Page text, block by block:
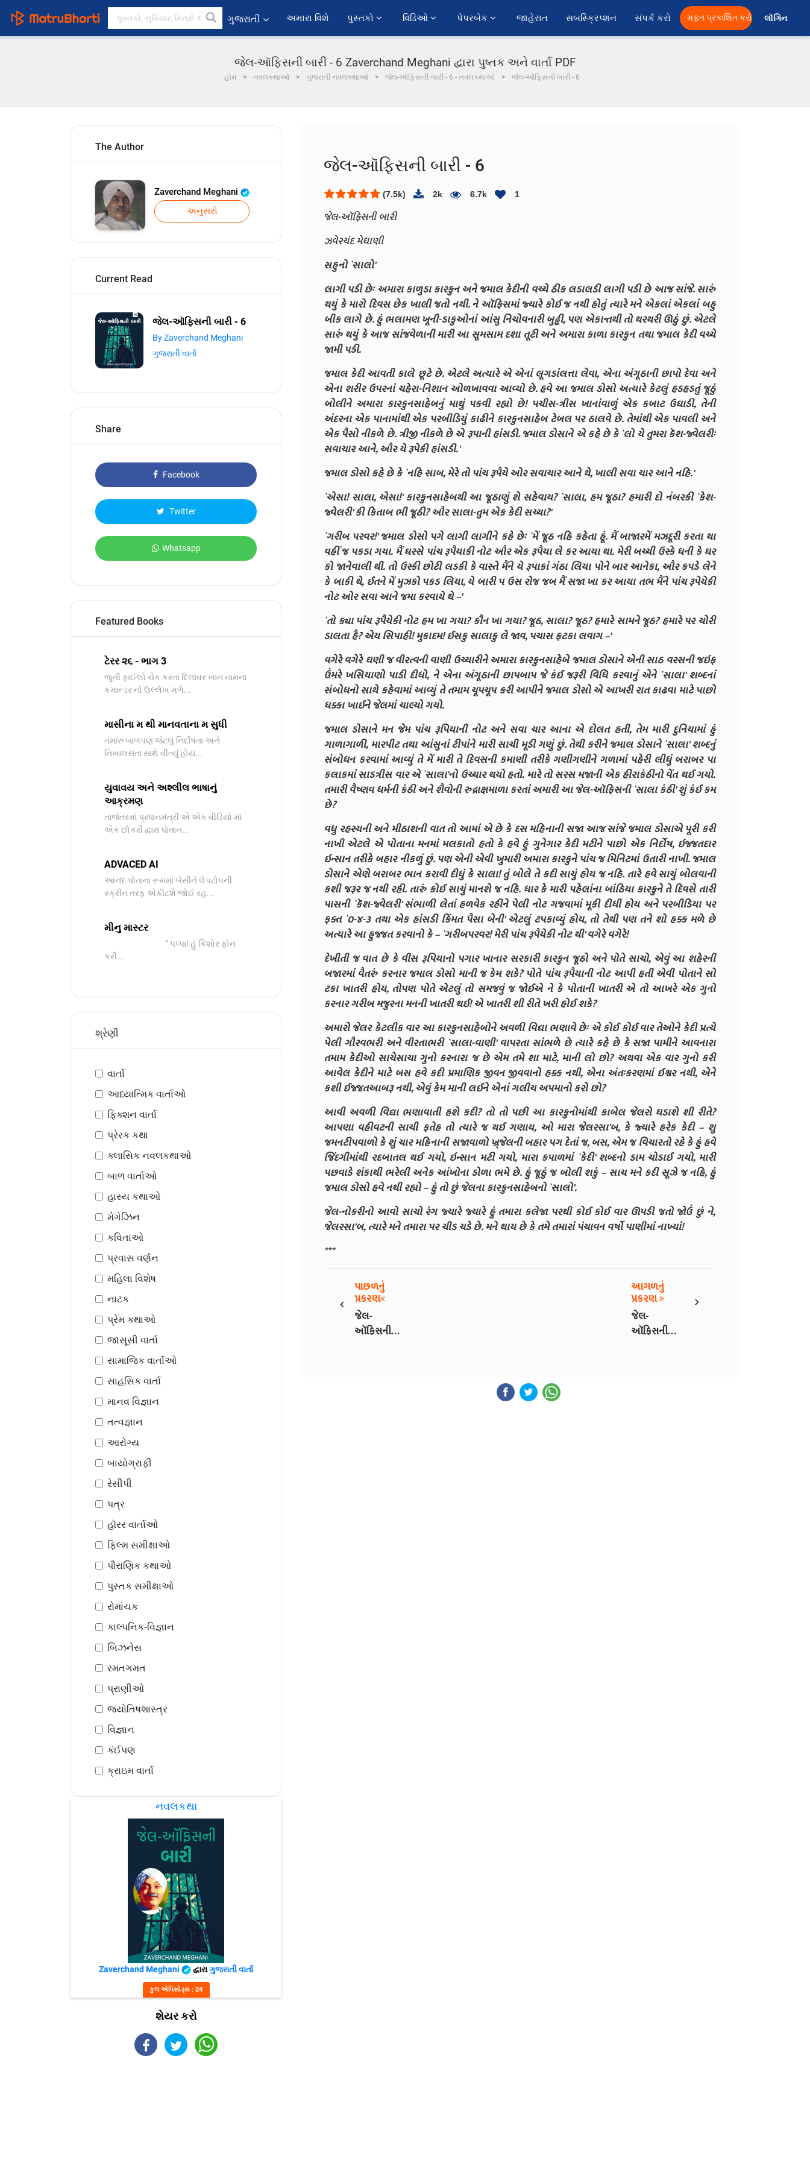
ગુજરાતી અમારા વિશે પુસ્તકો વિડિઓ પેપરબેક જાહેરાત સબસ્ક્રિપ્શન સંપર્ક કરો મફત પ્રકાશિત કરો લૉગિન
જેલ-ઑફિસની બારી - 6 Zaverchand Meghani દ્વારા પુષ્તક અને વાર્તા PDF
હોમ નવલકથાઓ ગુજરાતી નવલકથાઓ જેલ-ઑફિસની બારી - 6 - નવલકથાઓ જેલ-ઑફિસની બારી - 6
The Author
Zaverchand Meghani
અનુસરો
Current Read
જેલ-ઑફિસની બારી - 6
By Zaverchand Meghani
ગુજરાતી વાર્તા
Share
Facebook
Twitter
Whatsapp
Featured Books
ટેરર ૨૬ - ભાગ 3
જુની ફાઈલો ચેક કરતાં દિલાવર ખાન નામના
કમાન્ડર નો ઉલ્લેખ મળે...
માસીના મ થી માનવતાના મ સુધી
તમારું બાળપણ જેટલું નિર્દોષતા અને
નિખાલસતા સાથે વીત્યું હોય...
યુવાવય અને અશ્લીલ ભાષાનું
આક્રમણ
તાજેતરમાં પ્રધાનમંત્રી એ એક વીડિયો માં
એક છોકરી દ્વારા પોતાન...
ADVACED AI
આનંદ પોતાના રૂમમાં બેસીને લેપટોપની
સ્ક્રીન તરફ એકીટશે જોઈ રહ...
મીનુ માસ્ટર
" પપ્પા! હું કિશોર ફોન
કરી...
શ્રેણી
વાર્તા
આધ્યાત્મિક વાર્તાઓ
ફિક્શન વાર્તા
પ્રેરક કથા
ક્લાસિક નવલકથાઓ
બાળ વાર્તાઓ
હાસ્ય કથાઓ
મેગેઝિન
કવિતાઓ
પ્રવાસ વર્ણન
મહિલા વિશેષ
નાટક
પ્રેમ કથાઓ
જાસૂસી વાર્તા
સામાજિક વાર્તાઓ
સાહસિક વાર્તા
માનવ વિજ્ઞાન
તત્વજ્ઞાન
આરોગ્ય
બાયોગ્રાફી
રેસીપી
પત્ર
હૉરર વાર્તાઓ
ફિલ્મ સમીક્ષાઓ
પૌરાણિક કથાઓ
પુસ્તક સમીક્ષાઓ
રોમાંચક
કાલ્પનિક-વિજ્ઞાન
બિઝનેસ
રમતગમત
પ્રાણીઓ
જ્યોતિષશાસ્ત્ર
વિજ્ઞાન
કંઈપણ
ક્રાઇમ વાર્તા
નવલકથા
Zaverchand Meghani દ્વારાગુજરાતી વાર્તા
કુલ એપિસોડ્સ : 24
શેયર કરો
જેલ-ઑફિસની બારી - 6
(7.5k) 2k 6.7k 1
જેલ-ઑફિસની બારી
ઝવેરચંદ મેઘાણી
સહુનો `સાલો'
લાગી પડી છેઃ અમારા કાળુડા કારકુન અને જમાલ કેદીની વચ્ચે ઠીક લડાલડી લાગી પડી છે આજ સાંજે. સારું
થયું કે મારો દિવસ છેક ખાલી જતો નથી. ને ઑફિસમાં જ્યારે કોઈ જ નથી હોતું ત્યારે મને એકલાં એકલાં બહુ
બીક લાગે છે. હું ભલામણ ખૂની-ડાકુઓનાં આંસુ નિચોવનારી બુઢ્ઢી, પણ એકાન્તથી તો થરથરી ઊઠું છું. એટલે
સારું થયું કે આજ સાંજવેળાની મારી આ સૂમસામ દશા તૂટી અને અમારા કાળા કારકુન તથા જમાલ કેદી વચ્ચે
જામી પડી.
જમાલ કેદી આવતી કાલે છૂટે છે. એટલે અત્યારે એ એનાં લૂગડાંલત્તા લેવા, એના અંગૂઠાની છાપો દેવા અને
એના શરીર ઉપરનાં ચહેરા-નિશાન ઓળખાવવા આવ્યો છે. હવે આ જમાલ ડોસો અત્યારે કેટલું હડહડતું જૂઠું
બોલીને અમારા કારકુનસાહેબનું માથું પકવી રહ્યો છે! પચીસ-ત્રીસ ખાનાંવાળું એક કબાટ ઉઘાડી, તેની
અંદરના એક પાનામાંથી એક પરબીડિયું કાઢીને કારકુનસાહેબ ટેબલ પર ઠાલવે છે. તેમાંથી એક પાવલી અને
એક પૈસો નીકળે છે. ત્રીજી નીકળે છે એ રૂપાની હાંસડી. જમાલ ડોસાને એ કહે છે કે `લો યે તુમરા કૅશ-જ્વેલરીઃ
સવાચાર આને, ઔર યે રૂપેકી હાંસડી.'
જમાલ ડોસો કહે છે કે `નહિ સાબ, મેરે તો પાંચ રૂપૈયે ઓર સવાચાર આને થે, ખાલી સવા ચાર આને નહિ.'
`એસા! સાલા, એસા!' કારકુનસાહેબથી આ જૂઠાણું શે સહેવાય? `સાલા, હમ જૂઠા? હમારી દો નંબરકી `કેશ-
જ્વેલરી' કી કિતાબ ભી જૂઠી? ઔર સાલા-તુમ એક કેદી સચ્ચા?'
`ગરીબ પરવર!' જમાલ ડોસો પગે લાગી લાગીને કહે છેઃ `મેં જૂઠ નહિ કહેતા હૂં. મૈં બાજારમેં મઝદૂરી કરતા થા
વહીં જ પકડા ગયા. મૈં ઘરસે પાંચ રૂપૈયાકી નોટ ઔર એક રૂપૈયા લે કર આયા થા. મેરી બચ્ચી ઉસ્કે ધની કે ઘર
કો જાનેવાલી થી. તો ઉસ્કી છોટી લડકી કે વાસ્તે મૈંને યે રૂપાકાં ગંઠા લિયા પોને બાર આનેકા, ઔર કપડે લેને
કે બાકી થે, ઈતને મેં મુઝકો પકડ લિયા, યે બારી પ ઉસ રોજ જબ મૈં સજા ખા કર આયા તભ મૈંને પાંચ રૂપેયેકી
નોટ ઓર સવા આને જમા કરવાયે થે –'
`તો ક્યા પાંચ રૂપૈયેકી નોટ હમ ખા ગયા? કૌન ખા ગયા? જૂઠ, સાલા? જૂઠ? હમારે સામને જૂઠ? હમારે પર ચોરી
ડાલતા હૈ? એય સિપાહી! મુકાદમ! ઈસકુ સાલાકુ લે જાવ, પચાસ ફટકા લવાગ –'
વગેરે વગેરે ઘણી જ વીરત્વની વાણી ઉચ્ચારીને અમારા કારકુનસાહેબે જમાલ ડોસાને એની સાઠ વરસની જઇફ
ઉંમરે ખસિયાણો પાડી દીધો, ને એના અંગૂઠાની છાપબાપ જે કંઈ જરૂરી વિધિ કરવાનું એને `સાલા' શબ્દનાં
સંબોધનો સાથે કહેવામાં આવ્યું તે તમામ ચૂપચૂપ કરી આપીને જમાલ ડોસો એ આખરી રાત કાઢવા માટે પાછો
ધક્કા ખાઈને જેલમાં ચાલ્યો ગયો.
જમાલ ડોસાને મન જેમ પાંચ રૂપિયાની નોટ અને સવા ચાર આના એ દોલત હતી, તેમ મારી દુનિયામાં હું
ગાળાગાળી, મારપીટ તથા આંસુનાં ટીપાંને મારી સાચી મૂડી ગણું છું. તેથી કરીને જમાલ ડોસાને `સાલા' શબ્દનું
સંબોધન કરવામાં આવ્યું તે મેં મારી તે દિવસની કમાણી તરીકે ગણીગણીને ગળામાં પહેરી લીધું બરાબર પા
કલાકમાં સાડત્રીસ વાર એ `સાલા'નો ઉચ્ચાર થયો હતો. મારે તો સરસ મજાની એક હીરાકંઠીનો વેંત થઈ ગયો.
તમારી વૈષ્ણવ ધર્મની કંઠી અને શૈવોની રુદ્રાક્ષમાળા કરતાં અમારી આ જેલ-ઑફિસની `સાલા કંઠી' શું કંઈ કમ
છે?
વધુ રહસ્યની અને મીઠાશની વાત તો આમાં એ છે કે દસ મહિનાની સજા આજ સાંજે જમાલ ડોસાએ પૂરી કરી
નાખી એટલે એ પોતાના મનમાં મલકાતો હતો કે હવે હું ગુનેગાર કેદી મટીને પાછો એક નિર્દોષ, ઇજ્જતદાર
ઇન્સાન તરીકે બહાર નીકળું છું. પણ એની એવી ખુમારી અમારા કારકુને પાંચ જ મિનિટમાં ઉતારી નાખી. જમાલ
ડોસાને એણે બરાબર ભાન કરાવી દીધું કે સાલા! તું બોલે તે કદી સાચું હોય જ નહિ. તારે હવે સાચું બોલવાની
કશી જરૂર જ નથી રહી. તારું કોઈ સાચું માનશે જ નહિ. ધાર કે મારી પહેલાંના બાંઠિયા કારકુને તે દિવસે તારી
પાસની `કૅશ-જ્વેલરી' સંભાળી લેતાં હળવેક રહીને પેલી નોટ ગજવામાં મૂકી દીધી હોય અને પરબીડિયા પર
ફક્ત `૦-૪-૩ તથા એક હાંસડી કિંમત પૈસા બેની' એટલું ટપકાવ્યું હોય, તો તેથી પણ તને શો હક્ક મળે છે
અત્યારે આ હુજ્જત કરવાનો કે – `ગરીબપરવર! મેરી પાંચ રૂપૈયેકી નોટ થી' વગેરે વગેરે!
દેખીતી જ વાત છે કે વીસ રૂપિયાનો પગાર ખાનાર સરકારી કારકુન જૂઠો અને પોતે સાચો, એવું આ શહેરની
બજારમાં વૈતરું કરનાર જમાલ ડોસો માની જ કેમ શકે? પોતે પાંચ રૂપૈયાની નોટ આપી હતી એવી પોતાને સો
ટકા ખાતરી હોય, તોપણ પોતે એટલું તો સમજવું જ જોઈએ ને કે પોતાની ખાતરી એ તો આખરે એક ગુનો
કરનાર ગરીબ મજુરના મનની ખાતરી થઈ! એ ખાતરી શી રીતે ખરી હોઈ શકે?
અમારો જેલર કેટલીક વાર આ કારકુનસાહેબોને અવળી વિદ્યા ભણાવે છેઃ એ કોઈ કોઈ વાર તેઓને કેદી પ્રત્યે
પેલી ગૌરવભરી અને વીરતાભરી `સાલા-વાણી' વાપરતા સાંભળે છે ત્યારે કહે છે કે સજા પામીને આવનારા
તમામ કેદીઓ સાચેસાચા ગુનો કરનારા જ છે એમ તમે શા માટે, માની લો છો? અથવા એક વાર ગુનો કરી
આવેલ કેદીને માટે બસ હવે કદી પ્રમાણિક જીવન જીવવાનો હક્ક નથી, એના અંતઃકરણમાં ઈશ્વર નથી, એને
કશી ઈજ્જતઆબરૂ નથી, એવું કેમ માની લઈને એનાં ગલીચ અપમાનો કરો છો?
આવી અવળી વિદ્યા ભણાવાતી હશે કદી? તો તો પછી આ કારકુનોમાંથી કાબેલ જેલરો ઘડાશે શી રીતે?
આપણા વહીવટની સાચી ફતેહ તો ત્યારે જ થઈ ગણાય, ઓ મારા જેલરસા'બ, કે જ્યારે હરેક કેદી – શુ
જમનટીપવાળો કે શું ચાર મહિનાની સજાવાળો ખ્ર્જેલની બહાર પગ દેતાં જ, બસ, એમ જ વિચારતો રહે કે હું હવે
જિંદગીમાંથી રદબાતલ થઈ ગયો, ઇન્સાન મટી ગયો, મારા કપાળમાં `કેદી' શબ્દનો ડામ ચોડાઈ ગયો, મારી
પછવાડે શંકાથી ભરેલી અનેક આંખોના ડોળા ભમે છે. હું જૂઠું જ બોલી શકું – સાચ મને કદી સૂઝે જ નહિ, હું
જમાલ ડોસો હવે નથી રહ્યો – હું તો છું જેલના કારકુનસાહેબનો `સાલો'.
જેલ-નોકરીનો આવો સાચો રંગ જ્યારે જ્યારે હું તમારા કલેજા પરથી કોઈ કોઈ વાર ઊપડી જતો જોઉં છું ને,
જેલરસા'બ, ત્યારે મને તમારા પર ચીડ ચડે છે. મને થાય છે કે તમે તમારાં પંચાવન વર્ષો પાણીમાં નાખ્યાં!
***
‹
પાછળનું
પ્રકરણ
જેલ-
ઑફિસની
›
આગળનું
પ્રકરણ
જેલ-
ઑફિસની